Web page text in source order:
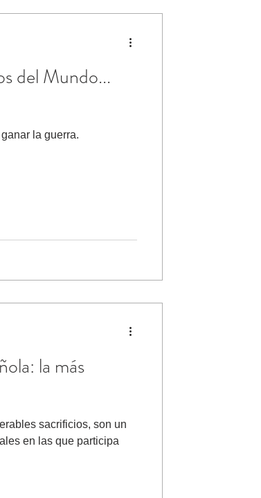
del Mundo...
la guerra.
la más
sacrificios, son un
en las que participa